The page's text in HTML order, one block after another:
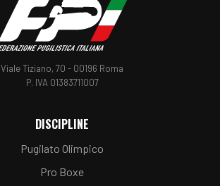
Viale Tiziano, 70 - 00196 Roma
P. IVA 01383711007
DISCIPLINE
Pugilato Olimpico
Pro Boxe